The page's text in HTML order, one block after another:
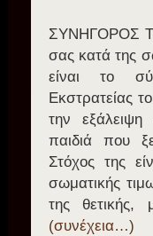
ΣΥΝΗΓΟΡΟΣ
σας κατά της
είναι το
Εκστρατείας
την
παιδιά που
Στόχος της
σωματικής
της θετικής,
(συνέχεια…)